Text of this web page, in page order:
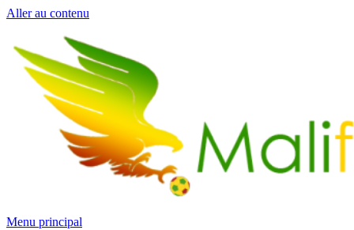
Aller au contenu
Menu principal